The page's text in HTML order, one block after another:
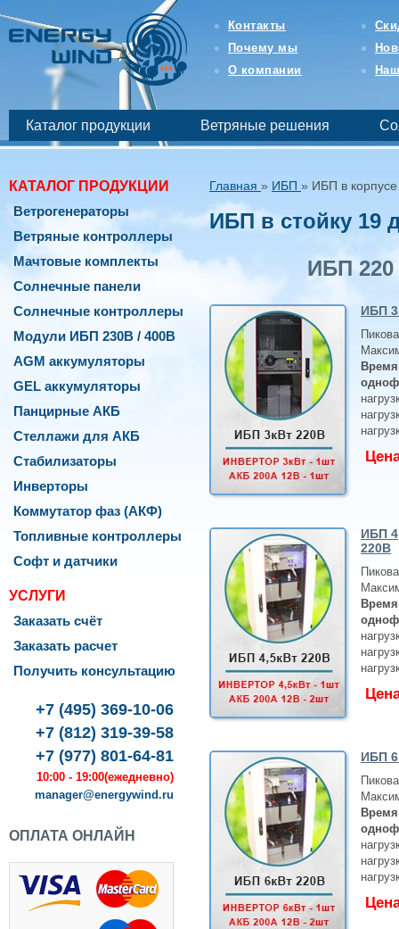
магазин
возобновляемой
бесперебойной
энергетики
Контакты
Почему мы
О компании
Каталог продукции Ветряные решения
КАТАЛОГ ПРОДУКЦИИ
Ветрогенераторы
Ветряные контроллеры
Мачтовые комплекты
Солнечные панели
Солнечные контроллеры
Модули ИБП 230В / 400В
AGM аккумуляторы
GEL аккумуляторы
Панцирные АКБ
Стеллажи для АКБ
Стабилизаторы
Инверторы
Коммутатор фаз (АКФ)
Топливные контроллеры
Софт и датчики
УСЛУГИ
Заказать счёт
Заказать расчет
Получить консультацию
+7 (495) 369-10-06
+7 (812) 319-39-58
+7 (977) 801-64-81
10:00 - 19:00(ежедневно)
manager@energywind.ru
ОПЛАТА ОНЛАЙН
Главная » ИБП » ИБП в
ИБП в стойку 19
ИБП 220
ИБП
ИБП
220В
ИБП